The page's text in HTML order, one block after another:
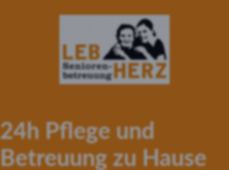
24h Pflege und
Betreuung zu Hause